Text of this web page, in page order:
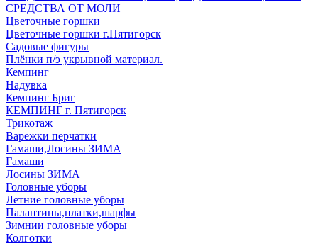
СРЕДСТВА ОТ МОЛИ
Цветочные горшки
Цветочные горшки г.Пятигорск
Садовые фигуры
Плёнки п/э укрывной материал.
Кемпинг
Надувка
Кемпинг Бриг
КЕМПИНГ г. Пятигорск
Трикотаж
Варежки перчатки
Гамаши,Лосины ЗИМА
Гамаши
Лосины ЗИМА
Головные уборы
Летние головные уборы
Палантины,платки,шарфы
Зимнии головные уборы
Колготки